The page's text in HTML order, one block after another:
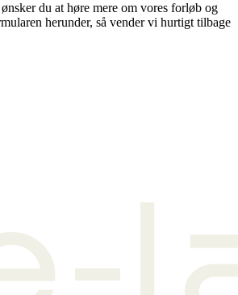
du at høre mere om vores forløb og
herunder, så vender vi hurtigt tilbage